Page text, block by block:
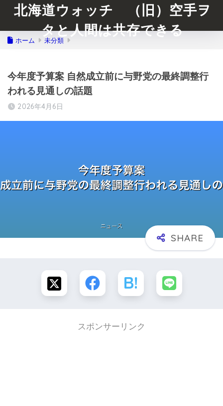
北海道ウォッチ （旧）空手ヲ
タと人間は共存できる
ホーム 未分類
今年度予算案 自然成立前に与野党の最終調整行
われる見通しの話題
2026年4月6日
スポンサーリンク